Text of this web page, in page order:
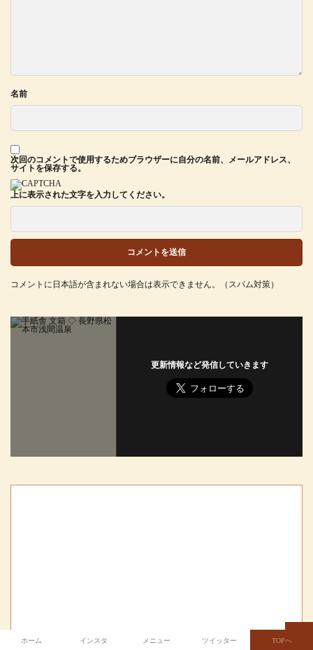
更新情報など発信していきます
名前
次回のコメントで使用するためブラウザーに自分の名前、メールアドレス、
サイトを保存する。
上に表示された文字を入力してください。
コメントに日本語が含まれない場合は表示できません。（スパム対策）
ホーム インスタ メニュー ツイッター TOPへ